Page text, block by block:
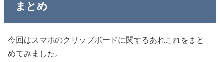
まとめ
今回はスマホのクリップボードに関するあれこれをまと
めてみました。